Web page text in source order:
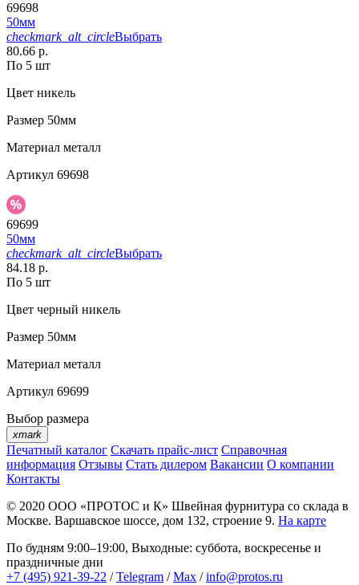
69698
50мм
checkmark_alt_circleВыбрать
80.66 р.
По 5 шт
Цвет никель
Размер 50мм
Материал металл
Артикул 69698
69699
50мм
checkmark_alt_circleВыбрать
84.18 р.
По 5 шт
Цвет черный никель
Размер 50мм
Материал металл
Артикул 69699
Выбор размера
xmark
Печатный каталог Скачать прайс-лист Справочная
информация Отзывы Стать дилером Вакансии О компании
Контакты
© 2020 ООО «ПРОТОС и К» Швейная фурнитура со склада в
Москве. Варшавское шоссе, дом 132, строение 9. На карте
По будням 9:00–19:00, Выходные: суббота, воскресенье и
праздничные дни
+7 (495) 921-39-22 /Telegram /Max /info@protos.ru